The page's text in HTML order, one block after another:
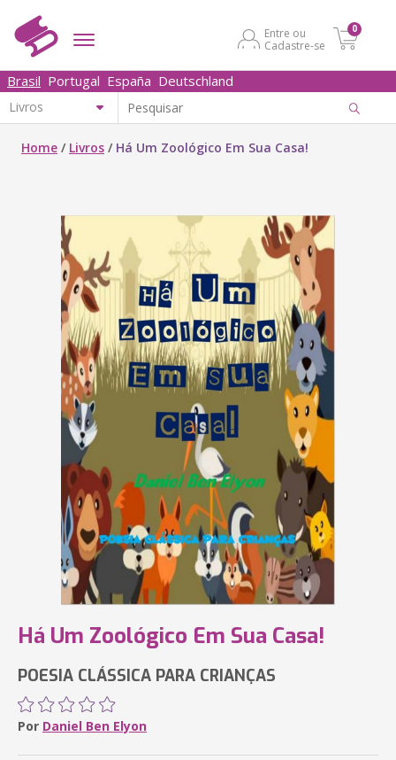
Entre ou
Cadastre-se
0
Brasil Portugal España Deutschland
Home / Livros / Há Um Zoológico Em Sua Casa!
Há Um Zoológico Em Sua Casa!
POESIA CLÁSSICA PARA CRIANÇAS
Por Daniel Ben Elyon